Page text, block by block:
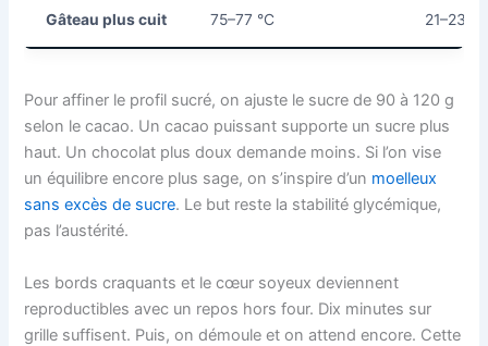
Gâteau plus cuit 75–77 °C 21–23
Pour affiner le profil sucré, on ajuste le sucre de 90 à 120 g
selon le cacao. Un cacao puissant supporte un sucre plus
haut. Un chocolat plus doux demande moins. Si l’on vise
un équilibre encore plus sage, on s’inspire d’un moelleux
sans excès de sucre. Le but reste la stabilité glycémique,
pas l’austérité.
Les bords craquants et le cœur soyeux deviennent
reproductibles avec un repos hors four. Dix minutes sur
grille suffisent. Puis, on démoule et on attend encore. Cette